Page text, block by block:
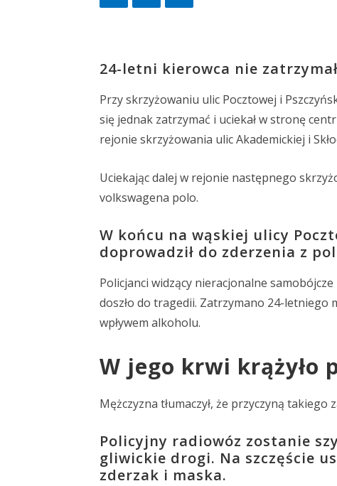
24-letni kierowca nie
Przy skrzyżowaniu ulic Pocztowej i
się jednak zatrzymać i uciekał w stronę
rejonie skrzyżowania ulic Akademickiej i
Uciekając dalej w rejonie następnego
volkswagena polo.
W końcu na wąskiej ulicy
doprowadził do zderzenia z
Policjanci widzący nieracjonalne
doszło do tragedii. Zatrzymano 24-letniego
wpływem alkoholu.
W jego krwi krążyło
Mężczyzna tłumaczył, że przyczyną
Policyjny radiowóz zostanie
gliwickie drogi. Na szczęście
zderzak i maska.